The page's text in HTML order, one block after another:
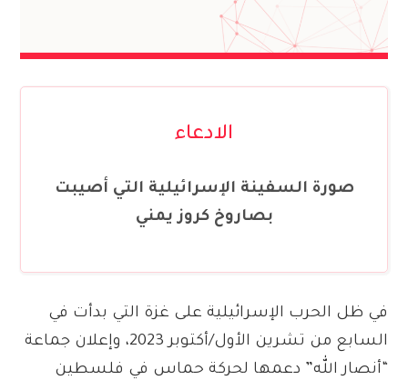
الادعاء
صورة السفينة الإسرائيلية التي أصيبت
بصاروخ كروز يمني
في ظل الحرب الإسرائيلية على غزة التي بدأت في
السابع من تشرين الأول/أكتوبر 2023، وإعلان جماعة
“أنصار الله” دعمها لحركة حماس في فلسطين